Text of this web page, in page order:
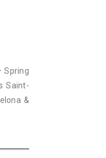
Spring
Saint-
&